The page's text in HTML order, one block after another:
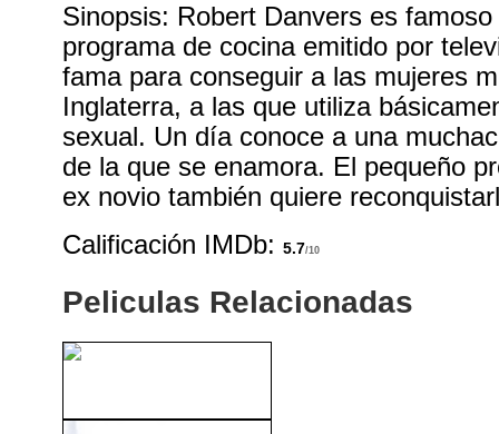
Sinopsis: Robert Danvers es
programa de cocina emitido por
fama para conseguir a las mujeres
Inglaterra, a las que utiliza
sexual. Un día conoce a una
de la que se enamora. El pequeño
ex novio también quiere
Calificación IMDb:5.7/10
Peliculas Relacionadas